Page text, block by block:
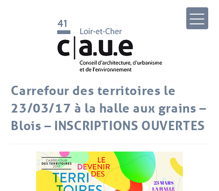
Carrefour des territoires le
23/03/17 à la halle aux grains –
Blois – INSCRIPTIONS OUVERTES